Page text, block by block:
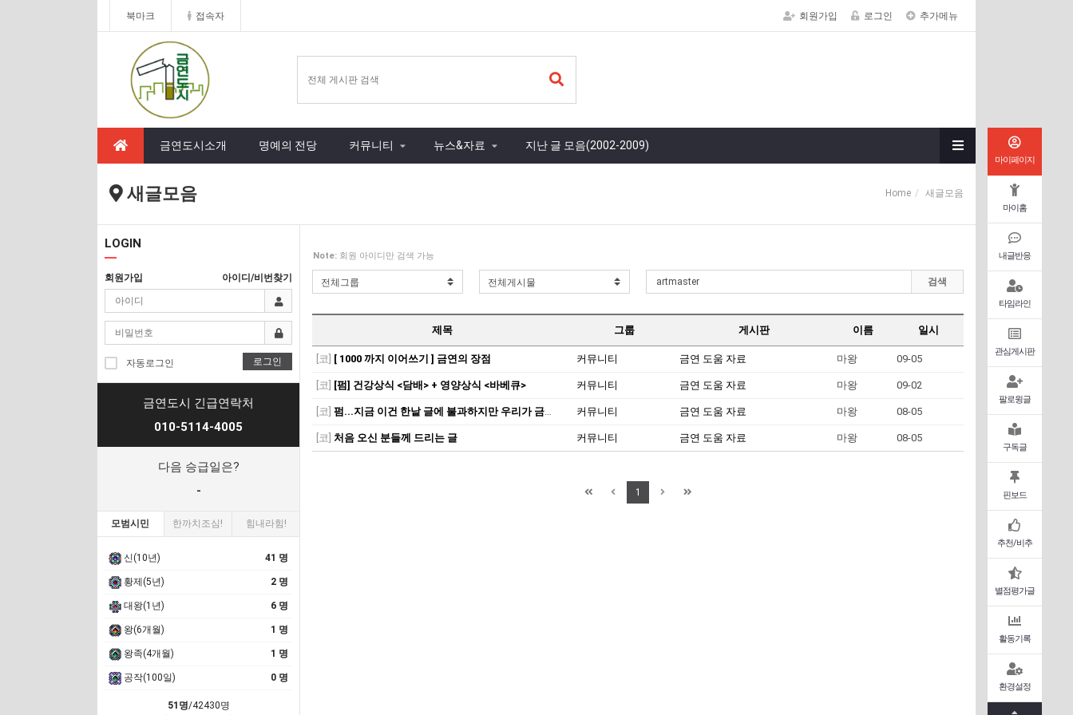
북마크 접속자 회원가입 로그인 추가메뉴
금연도시소개 명예의 전당 커뮤니티 뉴스&자료 지난 글 모음(2002-2009)
새글모음 Home 새글모음
마이페이지
마이홈
내글반응
타임라인
관심게시판
팔로윙글
구독글
핀보드
추천/비추
별점평가글
활동기록
환경설정
LOGIN
회원가입 아이디/비번찾기
자동로그인 로그인
금연도시 긴급연락처
010-5114-4005
다음 승급일은?
-
모범시민 한까치조심! 힘내라힘!
신(10년) 41 명
황제(5년) 2 명
대왕(1년) 6 명
왕(6개월) 1 명
왕족(4개월) 1 명
공작(100일) 0 명
51명/42430명
Note: 회원 아이디만 검색 가능
검색
제목 그룹 게시판 이름 일시
[코] [ 1000 까지 이어쓰기 ] 금연의 장점 커뮤니티 금연 도움 자료 마왕 09-05
[코] [펌] 건강상식 <담배> + 영양상식 <바베큐> 커뮤니티 금연 도움 자료 마왕 09-02
[코] 펌...지금 이건 한낱 글에 불과하지만 우리가 금연하지 않으면 언젠가 닥쳐야 할 일이기에..퍼옵니다. 커뮤니티 금연 도움 자료 마왕 08-05
[코] 처음 오신 분들께 드리는 글 커뮤니티 금연 도움 자료 마왕 08-05
1